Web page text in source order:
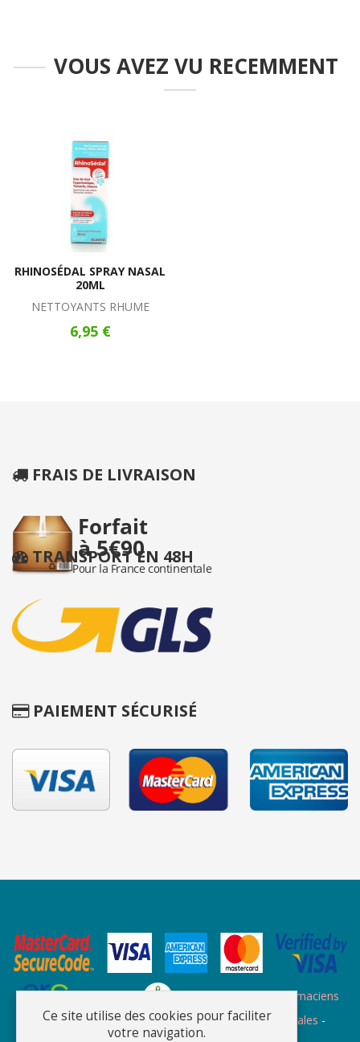
VOUS AVEZ VU RECEMMENT
RHINOSÉDAL SPRAY NASAL
20ML
NETTOYANTS RHUME
6,95 €
FRAIS DE LIVRAISON
TRANSPORT EN 48H
PAIEMENT SÉCURISÉ
Site des ARS
Site de l'ordre des pharmaciens
Plan du site-Qui sommes nous-Informations légales -
Confidentialité-
Ce site utilise des cookies pour faciliter
votre navigation.